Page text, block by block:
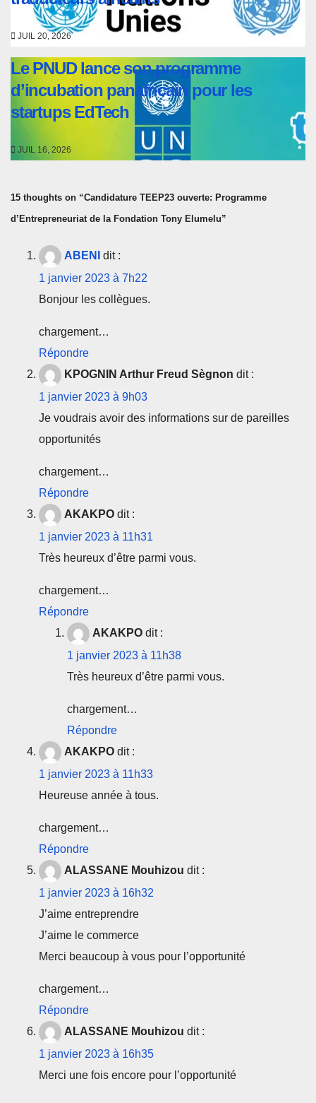
JUIL 20, 2026
Le PNUD lance son programme
d’incubation panafricain pour les
startups EdTech
JUIL 16, 2026
15 thoughts on “Candidature TEEP23 ouverte: Programme
d’Entrepreneuriat de la Fondation Tony Elumelu”
ABENI
dit :
1 janvier 2023 à 7h22
Bonjour les collègues.
chargement…
Répondre
KPOGNIN Arthur Freud Sègnon dit :
1 janvier 2023 à 9h03
Je voudrais avoir des informations sur de pareilles
opportunités
chargement…
Répondre
AKAKPO dit :
1 janvier 2023 à 11h31
Très heureux d’être parmi vous.
chargement…
Répondre
AKAKPO dit :
1 janvier 2023 à 11h38
Très heureux d’être parmi vous.
chargement…
Répondre
AKAKPO dit :
1 janvier 2023 à 11h33
Heureuse année à tous.
chargement…
Répondre
ALASSANE Mouhizou dit :
1 janvier 2023 à 16h32
J’aime entreprendre
J’aime le commerce
Merci beaucoup à vous pour l’opportunité
chargement…
Répondre
ALASSANE Mouhizou dit :
1 janvier 2023 à 16h35
Merci une fois encore pour l’opportunité